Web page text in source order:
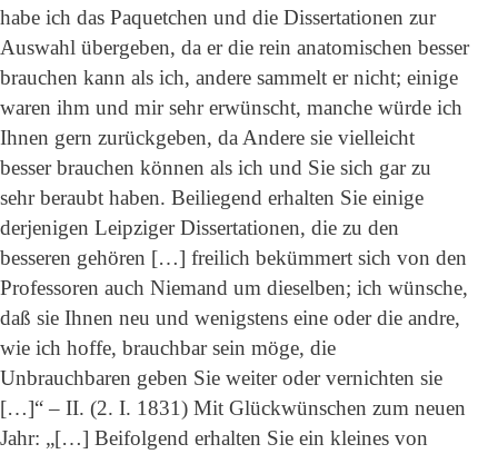
habe ich das Paquetchen und die Dissertationen zur
Auswahl übergeben, da er die rein anatomischen besser
brauchen kann als ich, andere sammelt er nicht; einige
waren ihm und mir sehr erwünscht, manche würde ich
Ihnen gern zurückgeben, da Andere sie vielleicht
besser brauchen können als ich und Sie sich gar zu
sehr beraubt haben. Beiliegend erhalten Sie einige
derjenigen Leipziger Dissertationen, die zu den
besseren gehören […] freilich bekümmert sich von den
Professoren auch Niemand um dieselben; ich wünsche,
daß sie Ihnen neu und wenigstens eine oder die andre,
wie ich hoffe, brauchbar sein möge, die
Unbrauchbaren geben Sie weiter oder vernichten sie
[…]“ – II. (2. I. 1831) Mit Glückwünschen zum neuen
Jahr: „[…] Beifolgend erhalten Sie ein kleines von